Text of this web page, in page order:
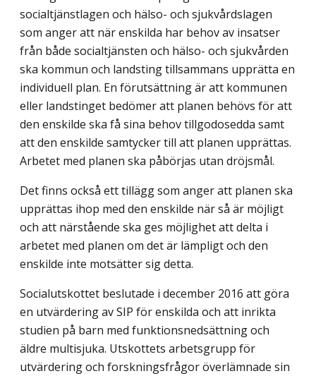
socialtjänstlagen och hälso- och sjukvårdslagen
som anger att när enskilda har behov av insatser
från både socialtjänsten och hälso- och sjukvården
ska kommun och landsting tillsammans upprätta en
individuell plan. En förutsättning är att kommunen
eller landstinget bedömer att planen behövs för att
den enskilde ska få sina behov tillgodosedda samt
att den enskilde samtycker till att planen upprättas.
Arbetet med planen ska påbörjas utan dröjsmål.
Det finns också ett tillägg som anger att planen ska
upprättas ihop med den enskilde när så är möjligt
och att närstående ska ges möjlighet att delta i
arbetet med planen om det är lämpligt och den
enskilde inte motsätter sig detta.
Socialutskottet beslutade i december 2016 att göra
en utvärdering av SIP för enskilda och att inrikta
studien på barn med funktionsnedsättning och
äldre multisjuka. Utskottets arbetsgrupp för
utvärdering och forskningsfrågor överlämnade sin